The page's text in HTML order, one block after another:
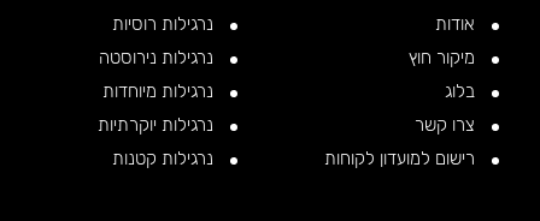
אודות
מיקור חוץ
בלוג
צרו קשר
רישום למועדון לקוחות
נרגילות רוסיות
נרגילות נירוסטה
נרגילות מיוחדות
נרגילות יוקרתיות
נרגילות קטנות